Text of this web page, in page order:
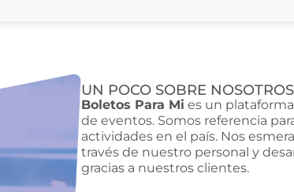
UN POCO SOBRE NOSOTROS
Boletos Para Mi es un
de eventos. Somos referencia
actividades en el país. Nos
través de nuestro personal y
gracias a nuestros clientes.